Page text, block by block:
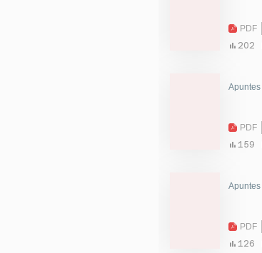
PDF
202
Apuntes
PDF
159
Apuntes
PDF
126